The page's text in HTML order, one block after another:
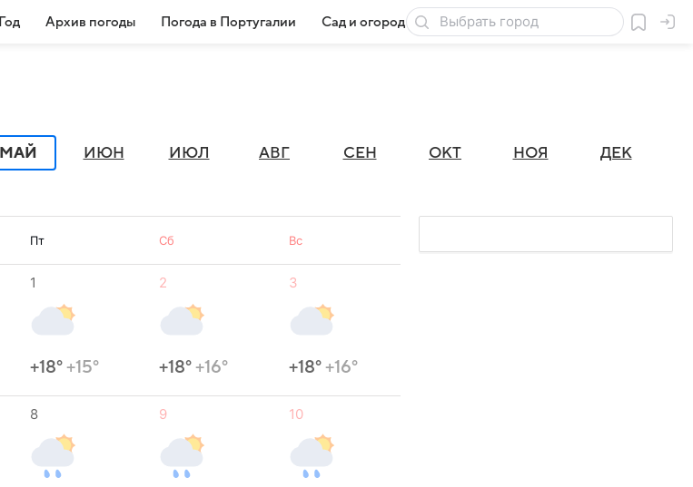
Год Архив погоды Погода в Португалии Сад и огород Товары для дачи
МАЙ ИЮН ИЮЛ АВГ СЕН ОКТ НОЯ ДЕК
Пт Сб Вс
1
+18°+15°
2
+18°+16°
3
+18°+16°
8 9 10